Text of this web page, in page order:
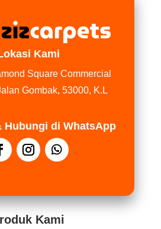
Kami
Square Commercial
Gombak, 53000, K.L
Hubungi di WhatsApp
Kami